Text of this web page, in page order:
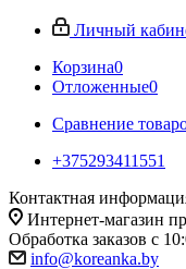
Личный
Корзина0
Отложенные0
Сравнение
+375293411551
Контактная
Интернет-магазин
Обработка заказов с
info@koreanka.by